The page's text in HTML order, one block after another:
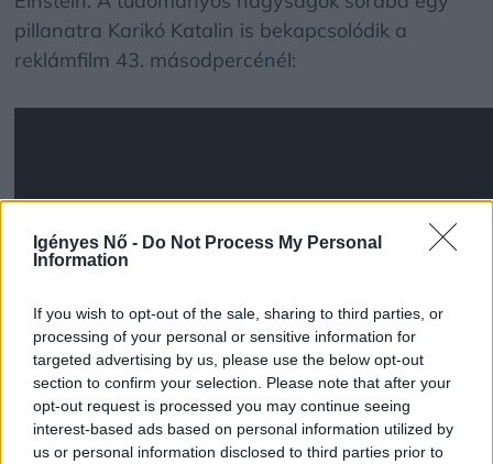
Igényes Nő - Do Not Process My Personal
Information
If you wish to opt-out of the sale, sharing to third parties, or
processing of your personal or sensitive information for
targeted advertising by us, please use the below opt-out
section to confirm your selection. Please note that after your
opt-out request is processed you may continue seeing
interest-based ads based on personal information utilized by
us or personal information disclosed to third parties prior to
pillanatra Karikó Katalin is bekapcsolódik a
reklámfilm 43. másodpercénél: